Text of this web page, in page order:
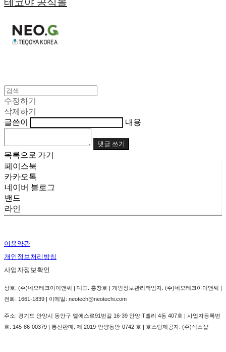
수정하기
삭제하기
글쓴이
내용
댓글 쓰기
목록으로 가기
페이스북
카카오톡
네이버 블로그
밴드
라인
이용약관
개인정보처리방침
사업자정보확인
상호: (주)네오테크아이앤씨 | 대표: 홍창호 | 개인정보관리책임자: (주)네오테크아이앤씨 |
전화: 1661-1839 | 이메일: neotech@neotechi.com
주소: 경기도 안양시 동안구 엘에스로91번길 16-39 안양IT밸리 4동 407호 | 사업자등록번
호: 145-86-00379 | 통신판매: 제 2019-안양동안-0742 호 | 호스팅제공자: (주)식스샵